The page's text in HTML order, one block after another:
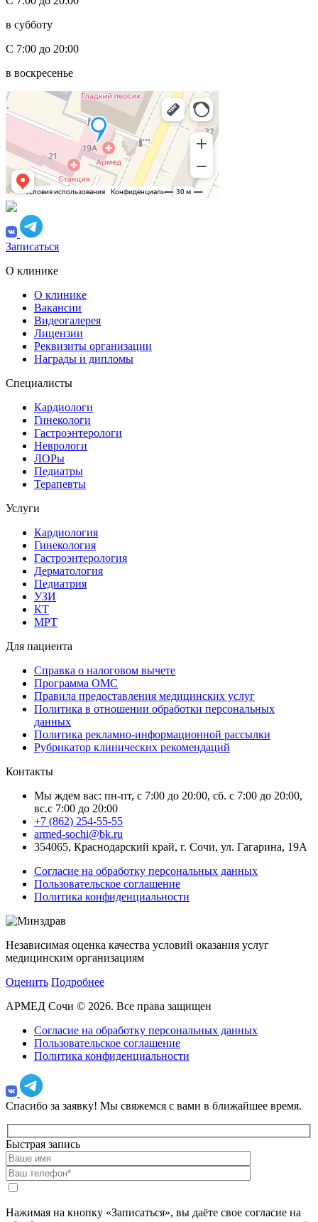
в субботу
С 7:00 до 20:00
в воскресенье
Записаться
О клинике
О клинике
Вакансии
Видеогалерея
Лицензии
Реквизиты организации
Награды и дипломы
Специалисты
Кардиологи
Гинекологи
Гастроэнтерологи
Неврологи
ЛОРы
Педиатры
Терапевты
Услуги
Кардиология
Гинекология
Гастроэнтерология
Дерматология
Педиатрия
УЗИ
КТ
МРТ
Для пациента
Справка о налоговом вычете
Программа ОМС
Правила предоставления медицинских услуг
Политика в отношении обработки персональных
данных
Политика рекламно-информационной рассылки
Рубрикатор клинических рекомендаций
Контакты
Мы ждем вас: пн-пт, с 7:00 до 20:00, сб. с 7:00 до 20:00,
вс.с 7:00 до 20:00
+7 (862) 254-55-55
armed-sochi@bk.ru
354065, Краснодарский край, г. Сочи, ул. Гагарина, 19А
Согласие на обработку персональных данных
Пользовательское соглашение
Политика конфиденциальности
Независимая оценка качества условий оказания услуг
медицинским организациям
Оценить Подробнее
АРМЕД Сочи © 2026. Все права защищен
Согласие на обработку персональных данных
Пользовательское соглашение
Политика конфиденциальности
Спасибо за заявку! Мы свяжемся с вами в ближайшее время.
Быстрая запись
Нажимая на кнопку «Записаться», вы даёте свое согласие на